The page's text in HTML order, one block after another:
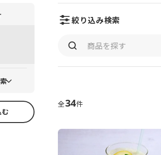
絞り込み検索
全34件